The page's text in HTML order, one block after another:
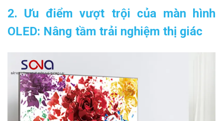
2. Ưu điểm vượt trội của màn hình
OLED: Nâng tầm trải nghiệm thị giác